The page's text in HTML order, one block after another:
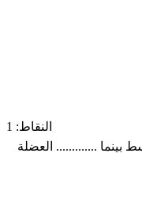
النقاط: 1
بينما ............. العضلة